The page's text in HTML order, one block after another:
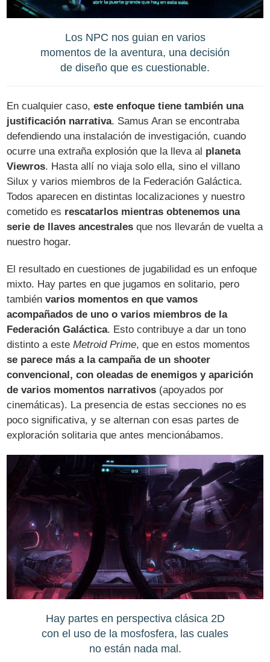
Los NPC nos guian en varios
momentos de la aventura, una decisión
de diseño que es cuestionable.
En cualquier caso,este enfoque tiene también una
justificación narrativa. Samus Aran se encontraba
defendiendo una instalación de investigación, cuando
ocurre una extraña explosión que la lleva al planeta
Viewros. Hasta allí no viaja solo ella, sino el villano
Silux y varios miembros de la Federación Galáctica.
Todos aparecen en distintas localizaciones y nuestro
cometido es rescatarlos mientras obtenemos una
serie de llaves ancestrales que nos llevarán de vuelta a
nuestro hogar.
El resultado en cuestiones de jugabilidad es un enfoque
mixto. Hay partes en que jugamos en solitario, pero
tambiénvarios momentos en que vamos
acompañados de uno o varios miembros de la
Federación Galáctica. Esto contribuye a dar un tono
distinto a esteMetroid Prime, que en estos momentos
se parece más a la campaña de un shooter
convencional, con oleadas de enemigos y aparición
de varios momentos narrativos (apoyados por
cinemáticas). La presencia de estas secciones no es
poco significativa, y se alternan con esas partes de
exploración solitaria que antes mencionábamos.
Hay partes en perspectiva clásica 2D
con el uso de la mosfosfera, las cuales
no están nada mal.